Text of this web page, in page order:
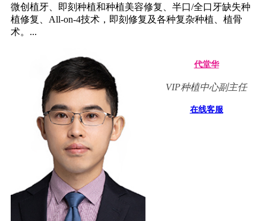
微创植牙、即刻种植和种植美容修复、半口/全口牙缺失种
植修复、All-on-4技术，即刻修复及各种复杂种植、植骨
术。...
代堂华
VIP种植中心副主任
在线客服